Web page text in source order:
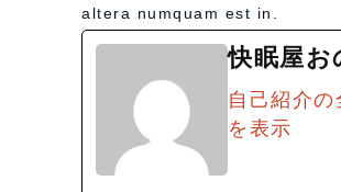
altera numquam est in.
快眠屋お
自己紹介の
を表示